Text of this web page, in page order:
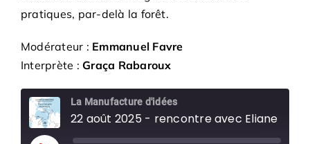
pratiques, par-delà la forêt.
Modérateur : Emmanuel Favre
Interprète :Graça Rabaroux
La Manufacture d'idées
22 août 2025 - rencontre avec Eliane Brum